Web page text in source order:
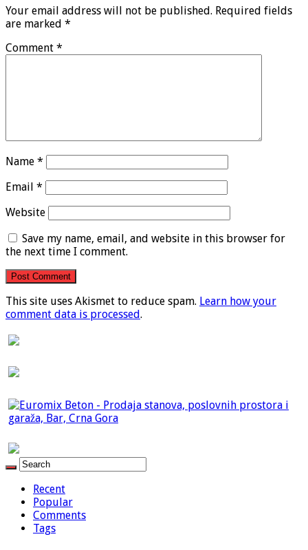
Your email address will not be published. Required fields
are marked *
Comment *
Name *
Email *
Website
Save my name, email, and website in this browser for
the next time I comment.
This site uses Akismet to reduce spam. Learn how your
comment data is processed.
Recent
Popular
Comments
Tags